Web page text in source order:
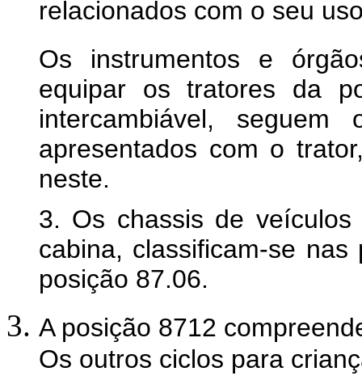
relacionados com o seu
Os instrumentos e
equipar os tratores da
intercambiável,
apresentados com o
neste.
3. Os chassis de veículos
cabina, classificam-se
posição 87.06.
A posição 8712
Os outros ciclos para